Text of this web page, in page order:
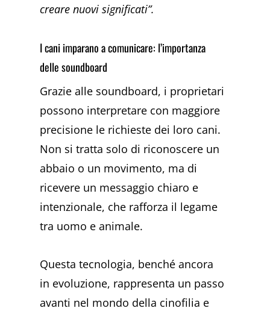
creare nuovi significati”.
I cani imparano a comunicare: l’importanza
delle soundboard
Grazie alle soundboard, i proprietari
possono interpretare con maggiore
precisione le richieste dei loro cani.
Non si tratta solo di riconoscere un
abbaio o un movimento, ma di
ricevere un messaggio chiaro e
intenzionale, che rafforza il legame
tra uomo e animale.
Questa tecnologia, benché ancora
in evoluzione, rappresenta un passo
avanti nel mondo della cinofilia e